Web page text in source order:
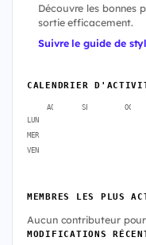
Découvre les bonnes
sortie efficacement.
Suivre le guide de
CALENDRIER
AOÛT SEPT. OCT.
LUN
MER
VEN
MEMBRES LES PLUS
Aucun contributeur
MODIFICATIONS